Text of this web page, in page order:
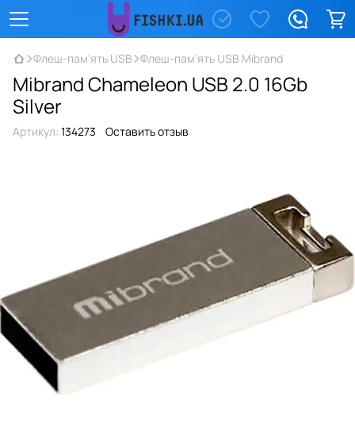
Флеш-пам'ять USB Флеш-пам'ять USB Mibrand
Mibrand Chameleon USB 2.0 16Gb
Silver
Артикул: 134273 Оставить отзыв